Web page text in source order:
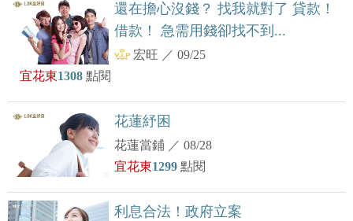
還在擔心沒錢？ 找我就對了 貸款！
借款！ 急需用錢卻找不到...
宏旺 ／09/25
宜花東1308 點閱
花蓮紓困
花蓮當鋪 ／08/28
宜花東1299點閱
利息合法！政府立案